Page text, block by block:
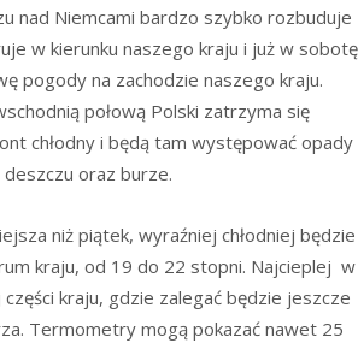
nad Niemcami bardzo szybko rozbuduje
w kierunku naszego kraju i już w sobotę
pogody na zachodzie naszego kraju.
połową Polski zatrzyma się
chłodny i będą tam występować opady
deszczu oraz burze.
niż piątek, wyraźniej chłodniej będzie
kraju, od 19 do 22 stopni. Najcieplej w
kraju, gdzie zalegać będzie jeszcze
Termometry mogą pokazać nawet 25